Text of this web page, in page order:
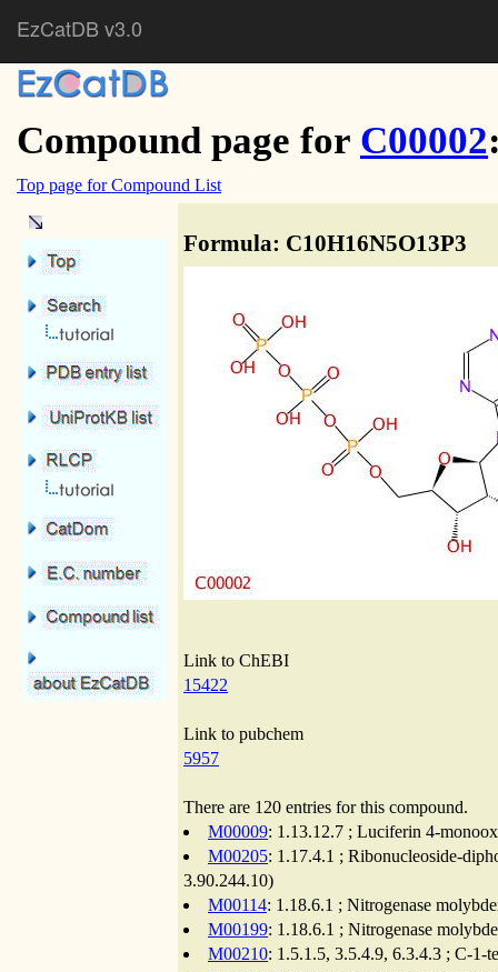
EzCatDB v3.0
Compound page for C00002
Top page for Compound List
Formula: C10H16N5O13P3
Link to ChEBI
15422
Link to pubchem
5957
There are 120 entries for this compound.
M00009: 1.13.12.7 ; Luciferin 4-
M00205: 1.17.4.1 ; Ribonucleoside-
3.90.244.10)
M00114: 1.18.6.1 ; Nitrogenase
M00199: 1.18.6.1 ; Nitrogenase
M00210: 1.5.1.5, 3.5.4.9, 6.3.4.3 ; C-1-